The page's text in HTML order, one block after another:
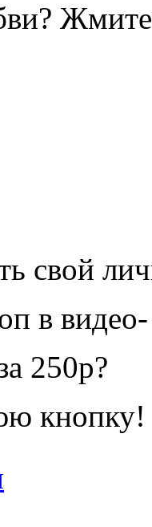
свой
в видео-
250р?
кнопку!